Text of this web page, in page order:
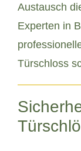
Austausch
Experten in
Türschloss